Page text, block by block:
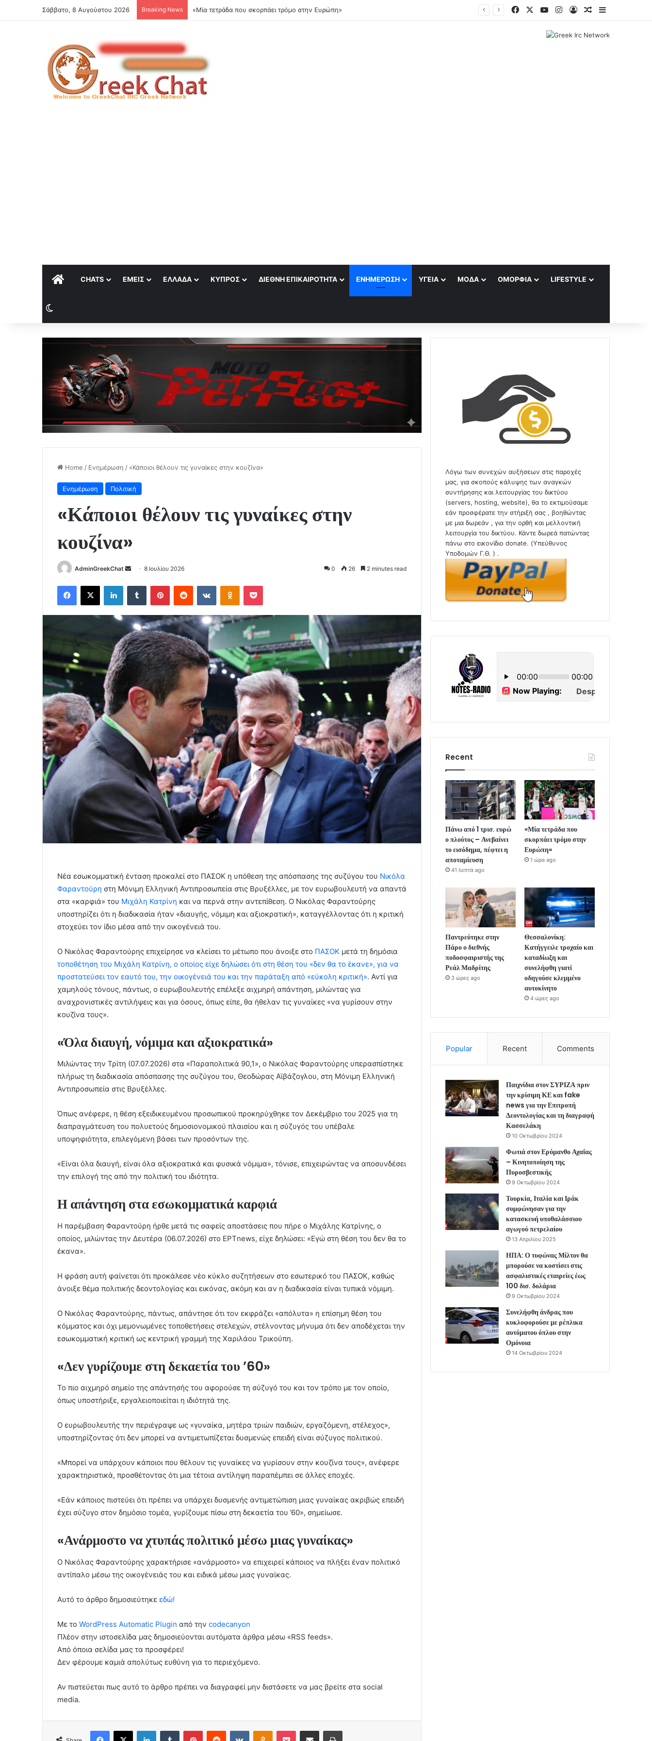
Σάββατο, 8 Αυγούστου 2026 Breaking News Παντρεύτηκε στην Πάρο ο διεθνής ποδοσφαιριστής της Ρεάλ Μαδρίτης FacebookYouTubeInstagram
Log InRandom Article
Sidebar
ΑΡΧΙΚΉCHATS ΕΜΕΊΣ ΕΛΛΆΔΑ ΚΎΠΡΟΣ ΔΙΕΘΝΉ ΕΠΙΚΑΙΡΌΤΗΤΑ ΕΝΗΜΈΡΩΣΗ ΥΓΕΊΑ ΜΌΔΑ ΟΜΟΡΦΙΆ LIFESTYLE
Home / Ενημέρωση / «Κάποιοι θέλουν τις γυναίκες στην κουζίνα»
Ενημέρωση Πολιτική
«Κάποιοι θέλουν τις γυναίκες στην
κουζίνα»
AdminGreekChat
Send
email
8 Ιουλίου 2026 0 26 2 minutes read
Facebook
X LinkedInTumblr PinterestReddit VKontakteOdnoklassniki
Pocket
Νέα εσωκομματική ένταση προκαλεί στο ΠΑΣΟΚ η υπόθεση της απόσπασης της συζύγου του Νικόλα
Φαραντούρη στη Μόνιμη Ελληνική Αντιπροσωπεία στις Βρυξέλλες, με τον ευρωβουλευτή να απαντά
στα «καρφιά» του Μιχάλη Κατρίνη και να περνά στην αντεπίθεση. Ο Νικόλας Φαραντούρης
υποστηρίζει ότι η διαδικασία ήταν «διαυγής, νόμιμη και αξιοκρατική», καταγγέλλοντας ότι η κριτική
στοχεύει τον ίδιο μέσα από την οικογένειά του.
Ο Νικόλας Φαραντούρης επιχείρησε να κλείσει το μέτωπο που άνοιξε στο ΠΑΣΟΚ μετά τη δημόσια
τοποθέτηση του Μιχάλη Κατρίνη, ο οποίος είχε δηλώσει ότι στη θέση του «δεν θα το έκανε», για να
προστατεύσει τον εαυτό του, την οικογένειά του και την παράταξη από «εύκολη κριτική». Αντί για
χαμηλούς τόνους, πάντως, ο ευρωβουλευτής επέλεξε αιχμηρή απάντηση, μιλώντας για
αναχρονιστικές αντιλήψεις και για όσους, όπως είπε, θα ήθελαν τις γυναίκες «να γυρίσουν στην
κουζίνα τους».
«Όλα διαυγή, νόμιμα και αξιοκρατικά»
Μιλώντας την Τρίτη (07.07.2026) στα «Παραπολιτικά 90,1», ο Νικόλας Φαραντούρης υπερασπίστηκε
πλήρως τη διαδικασία απόσπασης της συζύγου του, Θεοδώρας Αϊβάζογλου, στη Μόνιμη Ελληνική
Αντιπροσωπεία στις Βρυξέλλες.
Όπως ανέφερε, η θέση εξειδικευμένου προσωπικού προκηρύχθηκε τον Δεκέμβριο του 2025 για τη
διαπραγμάτευση του πολυετούς δημοσιονομικού πλαισίου και η σύζυγός του υπέβαλε
υποψηφιότητα, επιλεγόμενη βάσει των προσόντων της.
«Είναι όλα διαυγή, είναι όλα αξιοκρατικά και φυσικά νόμιμα», τόνισε, επιχειρώντας να αποσυνδέσει
την επιλογή της από την πολιτική του ιδιότητα.
Η απάντηση στα εσωκομματικά καρφιά
Η παρέμβαση Φαραντούρη ήρθε μετά τις σαφείς αποστάσεις που πήρε ο Μιχάλης Κατρίνης, ο
οποίος, μιλώντας την Δευτέρα (06.07.2026) στο ΕΡΤnews, είχε δηλώσει: «Εγώ στη θέση του δεν θα το
έκανα».
Η φράση αυτή φαίνεται ότι προκάλεσε νέο κύκλο συζητήσεων στο εσωτερικό του ΠΑΣΟΚ, καθώς
άνοιξε θέμα πολιτικής δεοντολογίας και εικόνας, ακόμη και αν η διαδικασία είναι τυπικά νόμιμη.
Ο Νικόλας Φαραντούρης, πάντως, απάντησε ότι τον εκφράζει «απόλυτα» η επίσημη θέση του
κόμματος και όχι μεμονωμένες τοποθετήσεις στελεχών, στέλνοντας μήνυμα ότι δεν αποδέχεται την
εσωκομματική κριτική ως κεντρική γραμμή της Χαριλάου Τρικούπη.
«Δεν γυρίζουμε στη δεκαετία του ’60»
Το πιο αιχμηρό σημείο της απάντησής του αφορούσε τη σύζυγό του και τον τρόπο με τον οποίο,
όπως υποστήριξε, εργαλειοποιείται η ιδιότητά της.
Ο ευρωβουλευτής την περιέγραψε ως «γυναίκα, μητέρα τριών παιδιών, εργαζόμενη, στέλεχος»,
υποστηρίζοντας ότι δεν μπορεί να αντιμετωπίζεται δυσμενώς επειδή είναι σύζυγος πολιτικού.
«Μπορεί να υπάρχουν κάποιοι που θέλουν τις γυναίκες να γυρίσουν στην κουζίνα τους», ανέφερε
χαρακτηριστικά, προσθέτοντας ότι μια τέτοια αντίληψη παραπέμπει σε άλλες εποχές.
«Εάν κάποιος πιστεύει ότι πρέπει να υπάρχει δυσμενής αντιμετώπιση μιας γυναίκας ακριβώς επειδή
έχει σύζυγο στον δημόσιο τομέα, γυρίζουμε πίσω στη δεκαετία του ’60», σημείωσε.
«Ανάρμοστο να χτυπάς πολιτικό μέσω μιας γυναίκας»
Ο Νικόλας Φαραντούρης χαρακτήρισε «ανάρμοστο» να επιχειρεί κάποιος να πλήξει έναν πολιτικό
αντίπαλο μέσω της οικογένειάς του και ειδικά μέσω μιας γυναίκας.
Αυτό το άρθρο δημοσιεύτηκε εδώ!
Με το WordPress Automatic Plugin από την codecanyon
Πλέον στην ιστοσελίδα μας δημοσιεύονται αυτόματα άρθρα μέσω «RSS feeds».
Από όποια σελίδα μας τα προσφέρει!
Δεν φέρουμε καμιά απολύτως ευθύνη για το περιεχόμενο.
Αν πιστεύεται πως αυτό το άρθρο πρέπει να διαγραφεί μην διστάσετε να μας βρείτε στα social
media.
Facebook
X LinkedInTumblr PinterestReddit VKontakteOdnoklassniki
Pocket Share via Email Print
Λόγω των συνεχών αυξήσεων στις παροχές
μας, για σκοπούς κάλυψης των αναγκών
συντήρησης και λειτουργίας του δικτύου
(servers, hosting, website), θα το εκτιμούσαμε
εάν προσφέρατε την στήριξή σας , βοηθώντας
με μια δωρεάν , για την ορθή και μελλοντική
λειτουργία του δικτύου. Κάντε δωρεά πατώντας
πάνω στο εικονίδιο donate. (Υπεύθυνος
Υποδομών Γ.Θ. ) .
Recent
Πάνω από 1 τρισ. ευρώ
ο πλούτος – Ανεβαίνει
το εισόδημα, πέφτει η
αποταμίευση
41 λεπτά ago
«Μία τετράδα που
σκορπάει τρόμο στην
Ευρώπη»
1 ώρα ago
Παντρεύτηκε στην
Πάρο ο διεθνής
ποδοσφαιριστής της
Ρεάλ Μαδρίτης
3 ώρες ago
Θεσσαλονίκη:
Κατήγγειλε τροχαίο και
καταδίωξη και
συνελήφθη γιατί
οδηγούσε κλεμμένο
αυτοκίνητο
4 ώρες ago
Popular Recent Comments
Παιχνίδια στον ΣΥΡΙΖΑ πριν
την κρίσιμη ΚΕ και fake
news για την Επιτροπή
Δεοντολογίας και τη διαγραφή
Κασσελάκη
10 Οκτωβρίου 2024
Φωτιά στον Ερύμανθο Αχαΐας
– Κινητοποίηση της
Πυροσβεστικής
9 Οκτωβρίου 2024
Τουρκία, Ιταλία και Ιράκ
συμφώνησαν για την
κατασκευή υποθαλάσσιου
αγωγού πετρελαίου
13 Απριλίου 2025
ΗΠΑ: Ο τυφώνας Μίλτον θα
μπορούσε να κοστίσει στις
ασφαλιστικές εταιρείες έως
100 δισ. δολάρια
9 Οκτωβρίου 2024
Συνελήφθη άνδρας που
κυκλοφορούσε με ρέπλικα
αυτόματου όπλου στην
Ομόνοια
14 Οκτωβρίου 2024